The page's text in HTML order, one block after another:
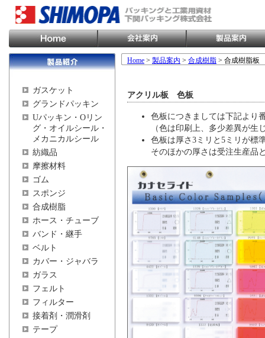
ガスケット
グランドパッキン
Uパッキン・Oリン
グ・オイルシール・
メカニカルシール
紡織品
摩擦材料
ゴム
スポンジ
合成樹脂
ホース・チューブ
バンド・継手
ベルト
カバー・ジャバラ
ガラス
フェルト
フィルター
接着剤・潤滑剤
テープ
Home > 製品案内 > 合成樹脂 > 合成樹脂板
アクリル板 色板
色板につきましては下記より
（色は印刷上、多少差異が生
色板は厚さ3ミリと5ミリが標
そのほかの厚さは受注生産品